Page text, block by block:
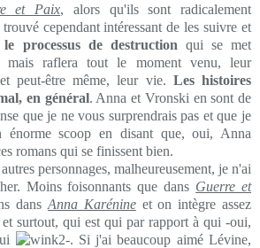
et Paix, alors qu'ils sont radicalement
cependant intéressant de les suivre et
le processus de destruction qui se met
mais raflera tout le moment venu, leur
peut-être même, leur vie. Les histoires
en général. Anna et Vronski en sont de
que je ne vous surprendrais pas et que je
énorme scoop en disant que, oui, Anna
romans qui se finissent bien.
personnages, malheureusement, je n'ai
Moins foisonnants que dans Guerre et
dans Anna Karénineet on intègre assez
surtout, qui est qui par rapport à qui -oui,
-. Si j'ai beaucoup aimé Lévine,